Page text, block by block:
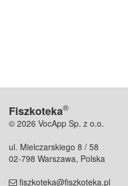
Fiszkoteka®
© 2026 VocApp Sp. z o.o.
ul. Mielczarskiego 8 / 58
02-798 Warszawa, Polska
fiszkoteka@fiszkoteka.pl